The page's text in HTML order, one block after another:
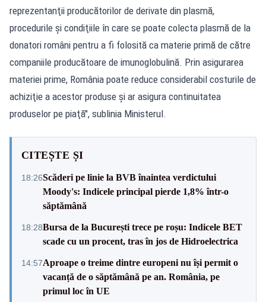
reprezentanţii producătorilor de derivate din plasmă,
procedurile şi condiţiile în care se poate colecta plasmă de la
donatori români pentru a fi folosită ca materie primă de către
companiile producătoare de imunoglobulină. Prin asigurarea
materiei prime, România poate reduce considerabil costurile de
achiziţie a acestor produse şi ar asigura continuitatea
produselor pe piaţă", sublinia Ministerul.
CITEȘTE ȘI
18:26Scăderi pe linie la BVB înaintea verdictului
Moody's: Indicele principal pierde 1,8% într-o
săptămână
18:28Bursa de la București trece pe roșu: Indicele BET
scade cu un procent, tras în jos de Hidroelectrica
14:57Aproape o treime dintre europeni nu își permit o
vacanță de o săptămână pe an. România, pe
primul loc în UE